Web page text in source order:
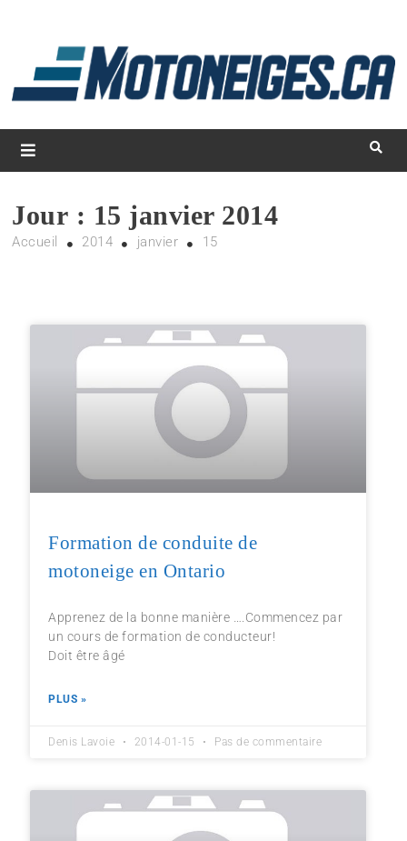
Magazine Motoneiges.ca
Jour : 15 janvier 2014
Accueil 2014 janvier 15
Formation de conduite de
motoneige en Ontario
Apprenez de la bonne manière ….Commencez par
un cours de formation de conducteur!
Doit être âgé
PLUS »
Denis Lavoie 2014-01-15 Pas de commentaire